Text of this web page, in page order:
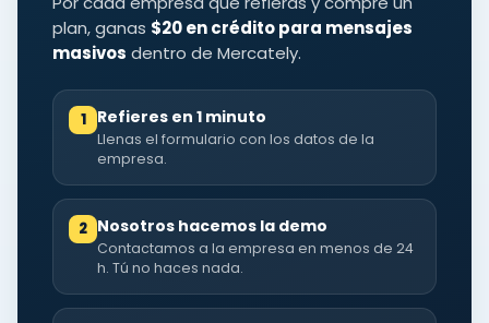
plan, ganas $20 en crédito para mensajes
masivos dentro de Mercately.
1 Refieres en 1 minuto
Llenas el formulario con los datos de la
empresa.
2 Nosotros hacemos la demo
Contactamos a la empresa en menos de 24
h. Tú no haces nada.